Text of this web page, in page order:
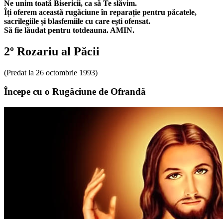
Ne unim toată Bisericii, ca să Te slăvim.
Îți oferem această rugăciune în reparație pentru păcatele,
sacrilegiile și blasfemiile cu care eşti ofensat.
Să fie lăudat pentru totdeauna. AMIN.
2º Rozariu al Păcii
(Predat la 26 octombrie 1993)
Începe cu o Rugăciune de Ofrandă